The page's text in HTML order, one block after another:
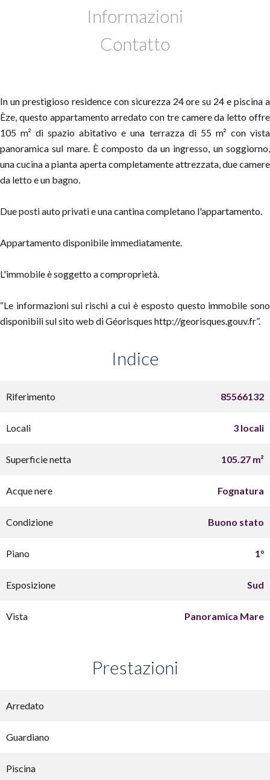
Informazioni
Contatto
In un prestigioso residence con sicurezza 24 ore su 24 e piscina a
Èze, questo appartamento arredato con tre camere da letto offre
105 m² di spazio abitativo e una terrazza di 55 m² con vista
panoramica sul mare. È composto da un ingresso, un soggiorno,
una cucina a pianta aperta completamente attrezzata, due camere
da letto e un bagno.
Due posti auto privati e una cantina completano l'appartamento.
Appartamento disponibile immediatamente.
L'immobile è soggetto a comproprietà.
“Le informazioni sui rischi a cui è esposto questo immobile sono
disponibili sul sito web di Géorisques http://georisques.gouv.fr”.
Indice
Riferimento 85566132
Locali 3 locali
Superficie netta 105.27 m²
Acque nere Fognatura
Condizione Buono stato
Piano 1°
Esposizione Sud
Vista Panoramica Mare
Prestazioni
Arredato
Guardiano
Piscina